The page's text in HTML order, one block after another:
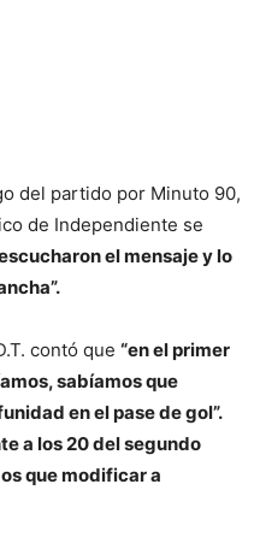
del partido por Minuto 90,
de Independiente se
el mensaje y lo
contó que “en el primer
sabíamos que
en el pase de gol”.
a los 20 del segundo
que modificar a